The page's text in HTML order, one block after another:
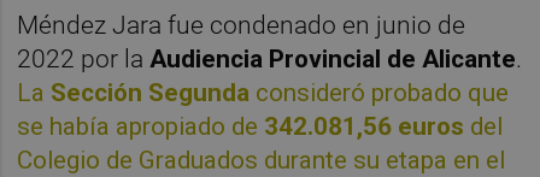
Méndez Jara fue condenado en junio de
2022 por la Audiencia Provincial de Alicante.
La Sección Segunda consideró probado que
se había apropiado de 342.081,56 euros del
Colegio de Graduados durante su etapa en el